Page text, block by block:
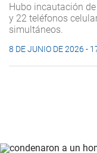
Hubo incautación
y 22 teléfonos
simultáneos.
8 DE JUNIO DE 2026 -